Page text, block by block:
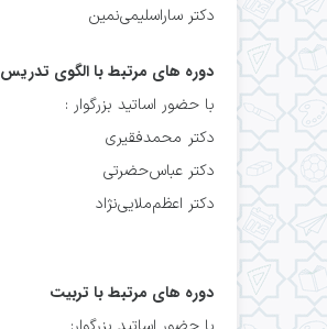
️دکتر ساراسلیمی‌نمین
دوره های مرتبط با الگوی تدریس
با حضور اساتید بزرگوار :
دکتر محمدفقیری
دکتر عباس‌حضرتی
دکتر اعظم‌ملایی‌نژاد
دوره های مرتبط با تربیت